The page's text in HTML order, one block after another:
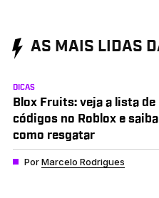
AS MAIS LIDAS
DICAS
Blox Fruits: veja a lista de
códigos no Roblox e saiba
como resgatar
PorMarcelo Rodrigues